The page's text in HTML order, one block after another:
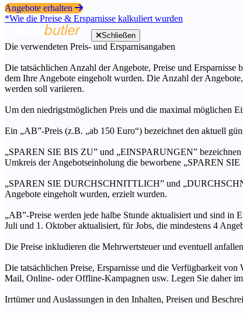
Angebote erhalten
*Wie die Preise & Ersparnisse kalkuliert wurden
Schließen
Die verwendeten Preis- und Ersparnisangaben
Die tatsächlichen Anzahl der Angebote, Preise und
dem Ihre Angebote eingeholt wurden. Die Anzahl der
werden soll variieren.
Um den niedrigstmöglichen Preis und die maximal möglichen
Ein „AB”-Preis (z.B. „ab 150 Euro“) bezeichnet den aktuell
„SPAREN SIE BIS ZU” und „EINSPARUNGEN” bezeichnen
Umkreis der Angebotseinholung die beworbene „SPAREN
„SPAREN SIE DURCHSCHNITTLICH” und
Angebote eingeholt wurden, erzielt wurden.
„AB”-Preise werden jede halbe Stunde aktualisiert und sind in
Juli und 1. Oktober aktualisiert, für Jobs, die mindestens 4
Die Preise inkludieren die Mehrwertsteuer und eventuell
Die tatsächlichen Preise, Ersparnisse und die Verfügbarkeit
Mail, Online- oder Offline-Kampagnen usw. Legen Sie daher
Irrtümer und Auslassungen in den Inhalten, Preisen und